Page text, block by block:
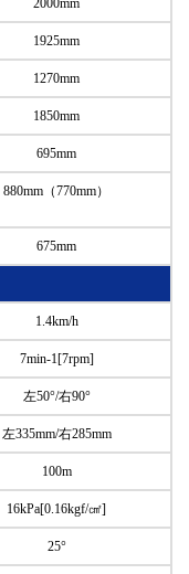
1925mm
1270mm
1850mm
695mm
880mm（770mm）
675mm
1.4km/h
7min-1[7rpm]
左50°/右90°
左335mm/右285mm
100m
16kPa[0.16kgf/㎠]
25°